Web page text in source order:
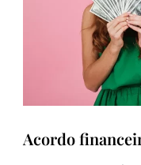
Acordo